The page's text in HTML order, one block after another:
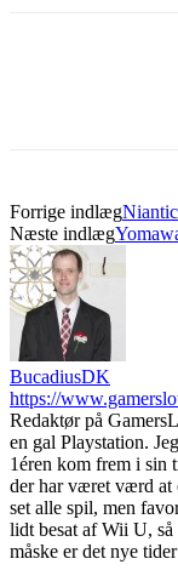
Forrige indlæg
Næste indlæg
BucadiusDK
https://
Redaktør på
en gal Playstation.
1éren kom frem i sin
der har været værd at
set alle spil, men
lidt besat af Wii U,
måske er det nye